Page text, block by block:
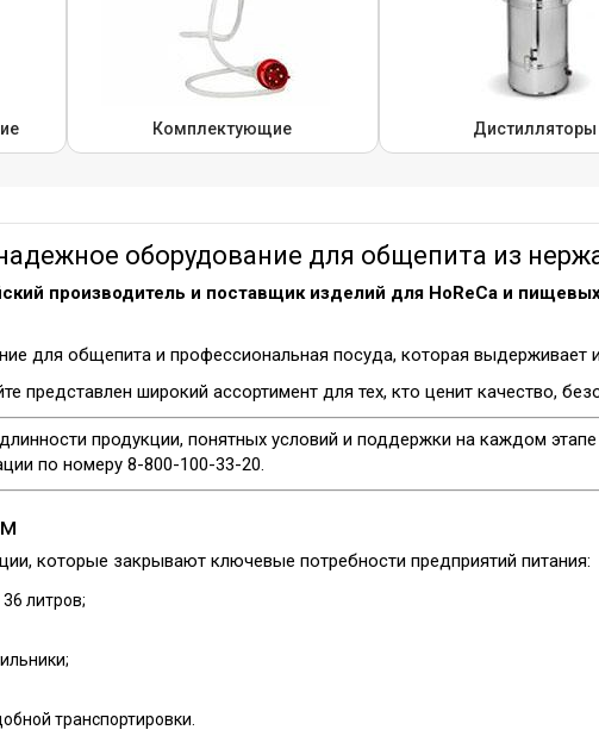
Комплектующие Дистилляторы
оборудование для общепита из
производитель и поставщик изделий для HoReCa и
для общепита и профессиональная посуда, которая выдерживает
представлен широкий ассортимент для тех, кто ценит качество,
продукции, понятных условий и поддержки на каждом
по номеру 8-800-100-33-20.
которые закрывают ключевые потребности предприятий питания:
литров;
транспортировки.